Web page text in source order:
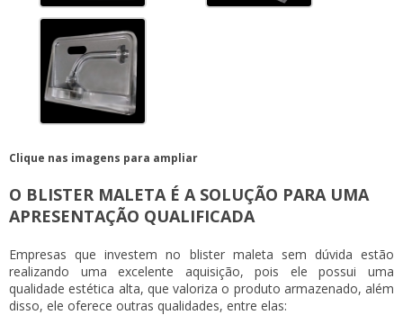
Clique nas imagens para ampliar
O BLISTER MALETA É A SOLUÇÃO PARA UMA
APRESENTAÇÃO QUALIFICADA
Empresas que investem no blister maleta sem dúvida estão
realizando uma excelente aquisição, pois ele possui uma
qualidade estética alta, que valoriza o produto armazenado, além
disso, ele oferece outras qualidades, entre elas: